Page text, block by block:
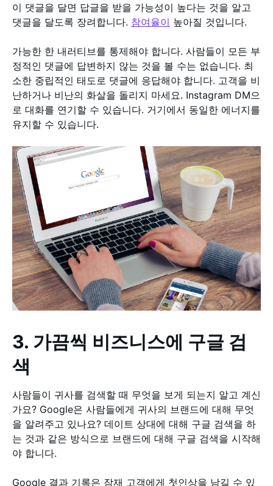
이 댓글을 달면 답글을 받을 가능성이 높다는 것을 알고
댓글을 달도록 장려합니다. 참여율이 높아질 것입니다.
가능한 한 내러티브를 통제해야 합니다. 사람들이 모든 부
정적인 댓글에 답변하지 않는 것을 볼 수는 없습니다. 최
소한 중립적인 태도로 댓글에 응답해야 합니다. 고객을 비
난하거나 비난의 화살을 돌리지 마세요. Instagram DM으
로 대화를 연기할 수 있습니다. 거기에서 동일한 에너지를
유지할 수 있습니다.
3. 가끔씩 비즈니스에 구글 검
색
사람들이 귀사를 검색할 때 무엇을 보게 되는지 알고 계신
가요? Google은 사람들에게 귀사의 브랜드에 대해 무엇
을 알려주고 있나요? 데이트 상대에 대해 구글 검색을 하
는 것과 같은 방식으로 브랜드에 대해 구글 검색을 시작해
야 합니다.
Google 결과 기록은 잠재 고객에게 첫인상을 남길 수 있